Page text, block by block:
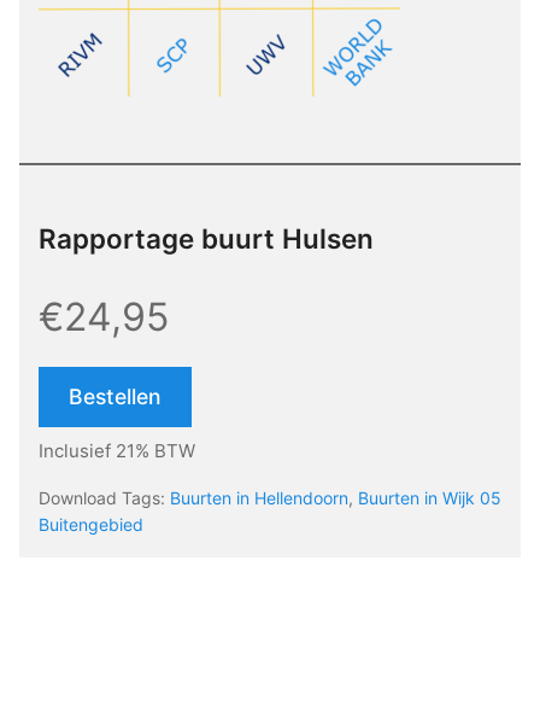
Rapportage buurt Hulsen
€24,95
Bestellen
Inclusief 21% BTW
Download Tags: Buurten in Hellendoorn, Buurten in Wijk 05
Buitengebied